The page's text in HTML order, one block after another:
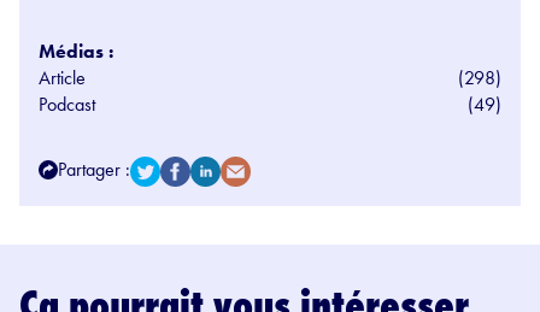
Médias :
Article
(298)
Podcast
(49)
Partager :